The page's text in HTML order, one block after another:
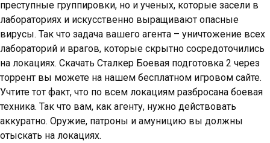
преступные группировки, но и ученых, которые засели в
лабораториях и искусственно выращивают опасные
вирусы. Так что задача вашего агента – уничтожение всех
лабораторий и врагов, которые скрытно сосредоточились
на локациях. Скачать Сталкер Боевая подготовка 2 через
торрент вы можете на нашем бесплатном игровом сайте.
Учтите тот факт, что по всем локациям разбросана боевая
техника. Так что вам, как агенту, нужно действовать
аккуратно. Оружие, патроны и амуницию вы должны
отыскать на локациях.